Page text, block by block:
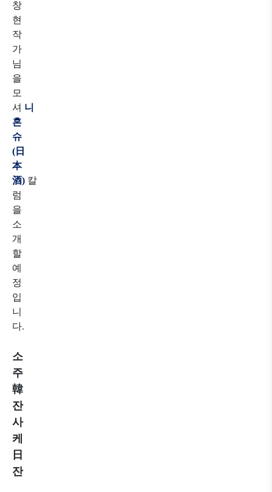
창
현
작
가
님
을
모
셔 니
혼
슈
(日
本
酒) 칼
럼
을
소
개
할
예
정
입
니
다.
소
주
韓
잔
사
케
日
잔